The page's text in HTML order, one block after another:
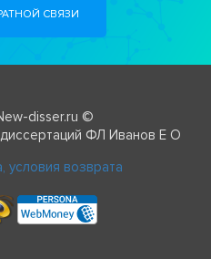
СВЯЗИ
disser.ru ©
ФЛ Иванов Е О
условия возврата